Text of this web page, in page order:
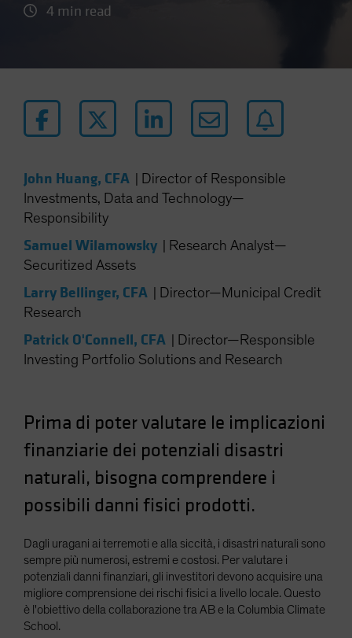
Iceland
Japan - 日本
Luxembourg and Other EMEA
Netherlands
Other Asia-Pacific
Portugal
Singapore
South Korea - 대한민국
Spain
Sweden
UK
United States (US Citizens)
US (Non-US Citizens/NRC)
4 min read
John Huang, CFA
Director of Responsible
Investments, Data and Technology—
Responsibility
Samuel Wilamowsky
Research Analyst—
Securitized Assets
Larry Bellinger, CFA
Director—Municipal Credit
Research
Patrick O'Connell, CFA
Director—Responsible
Investing Portfolio Solutions and Research
Prima di poter valutare le implicazioni
finanziarie dei potenziali disastri
naturali, bisogna comprendere i
possibili danni fisici prodotti.
Dagli uragani ai terremoti e alla siccità, i disastri naturali sono
sempre più numerosi, estremi e costosi. Per valutare i
potenziali danni finanziari, gli investitori devono acquisire una
migliore comprensione dei rischi fisici a livello locale. Questo
è l'obiettivo della collaborazione tra AB e la Columbia Climate
School.